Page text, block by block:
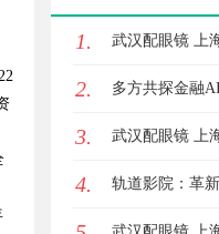
1. 武汉配眼镜 上
2. 多方共探金融
AI助力产业金融
3. 武汉配眼镜 上
4. 轨道影院：革
式